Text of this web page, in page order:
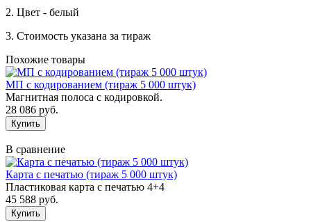
2. Цвет - белый
3. Стоимость указана за тираж
Похожие товары
МП с кодированием (тираж 5 000 штук)
Магнитная полоса с кодировкой.
28 086 руб.
В сравнение
Карта с печатью (тираж 5 000 штук)
Пластиковая карта с печатью 4+4
45 588 руб.